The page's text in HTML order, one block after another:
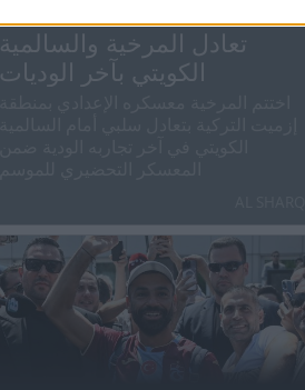
تعادل المرخية والسالمية
الكويتي بآخر الوديات